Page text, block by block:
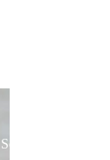
Servicios